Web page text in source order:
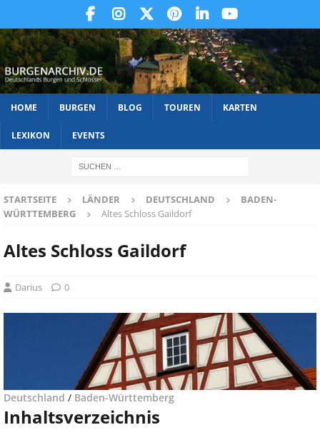
HOME BURGEN BLOG TOUREN KARTEN
LEXIKON EVENTS
STARTSEITE LÄNDER DEUTSCHLAND
BADEN-
WÜRTTEMBERG
Altes Schloss Gaildorf
Altes Schloss Gaildorf
Darius 0
Deutschland / Baden-Württemberg
Inhaltsverzeichnis